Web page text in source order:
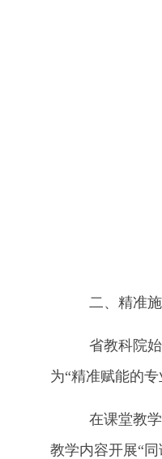
二、精准施
省教科院始
为“精准赋能的
在课堂教学
教学内容开展“